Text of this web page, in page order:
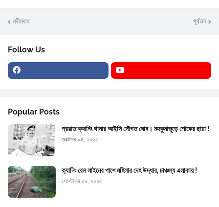
নবীনতর পূর্বতন
Follow Us
Popular Posts
প্রয়াত ক্যানিং থানার আইসি সৌগত ঘোষ। মহকুমাজুড়ে শোকের ছায়া !
অক্টোবর ০৪, ২০২৫
ক্যানিং রেল লাইনের পাশে মহিলার দেহ উদ্ধার, চাঞ্চল্য এলাকায় !
সেপ্টেম্বর ০৬, ২০২৫